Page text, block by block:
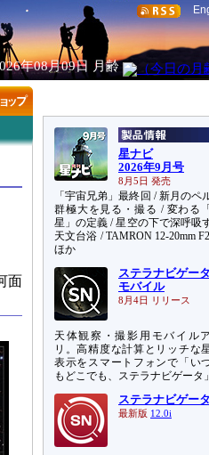
年08月09日 月齢
面
星ナビ
2026年9月号
8月5日 発売
「宇宙兄弟」最終回 / 新月のペ
群極大を見る・撮る / 変わる
星」の定義 / 星空の下で深呼吸
天文台浴 / TAMRON 12-20mm
ほか
ステラナビゲー
モバイル
8月4日 リリース
天体観察・撮影用モバイル
リ。高精度な計算とリッチな
表示をスマートフォンで「い
もどこでも、ステラナビゲータ」
ステラナビゲー
最新版 12.0i